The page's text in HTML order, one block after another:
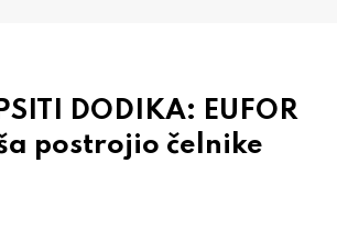
DODIKA: EUFOR
postrojio čelnike